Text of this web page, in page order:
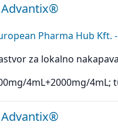
Advantix®
Pharma Hub Kft.
za lokalno
4mL+2000mg/4mL;
Advantix®